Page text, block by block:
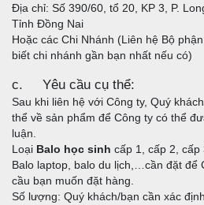
Địa chỉ: Số 390/60, tổ 20, KP 3, P.
Tỉnh Đồng Nai
Hoặc các Chi Nhánh (Liên hệ Bộ
biết chi nhánh gần bạn nhất nếu có)
c. Yêu cầu cụ thể:
Sau khi liên hệ với Công ty, Quý
thể về sản phẩm để Công ty có thể
luận.
Loại Balo học sinh cấp 1, cấp 2, cấp
Balo laptop, balo du lịch,…cần đặt để
cầu bạn muốn đặt hàng.
Số lượng: Quý khách/bạn cần xác